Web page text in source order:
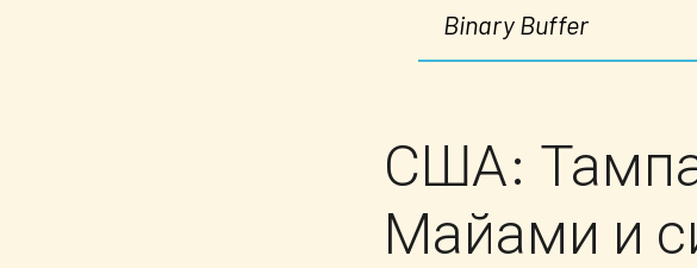
Binary Buffer
США:
Майами и